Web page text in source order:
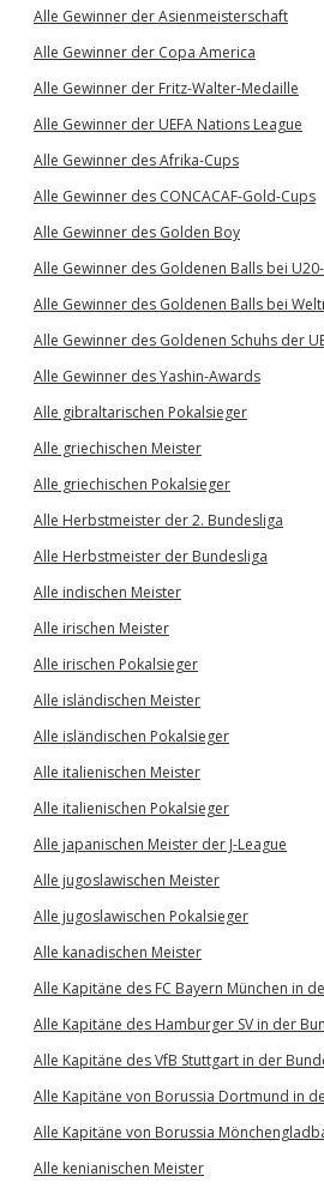
Alle Gewinner der Asienmeisterschaft
Alle Gewinner der Copa America
Alle Gewinner der Fritz-Walter-Medaille
Alle Gewinner der UEFA Nations League
Alle Gewinner des Afrika-Cups
Alle Gewinner des CONCACAF-Gold-Cups
Alle Gewinner des Golden Boy
Alle Gewinner des Goldenen Balls bei
Alle Gewinner des Goldenen Balls bei
Alle Gewinner des Goldenen Schuhs der
Alle Gewinner des Yashin-Awards
Alle gibraltarischen Pokalsieger
Alle griechischen Meister
Alle griechischen Pokalsieger
Alle Herbstmeister der 2. Bundesliga
Alle Herbstmeister der Bundesliga
Alle indischen Meister
Alle irischen Meister
Alle irischen Pokalsieger
Alle isländischen Meister
Alle isländischen Pokalsieger
Alle italienischen Meister
Alle italienischen Pokalsieger
Alle japanischen Meister der J-League
Alle jugoslawischen Meister
Alle jugoslawischen Pokalsieger
Alle kanadischen Meister
Alle Kapitäne des FC Bayern München in
Alle Kapitäne des Hamburger SV in der
Alle Kapitäne des VfB Stuttgart in der
Alle Kapitäne von Borussia Dortmund in
Alle Kapitäne von Borussia
Alle kenianischen Meister